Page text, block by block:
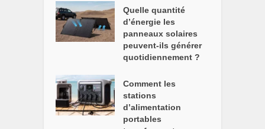
Quelle quantité
d’énergie les
panneaux solaires
peuvent-ils générer
quotidiennement ?
Comment les
stations
d’alimentation
portables